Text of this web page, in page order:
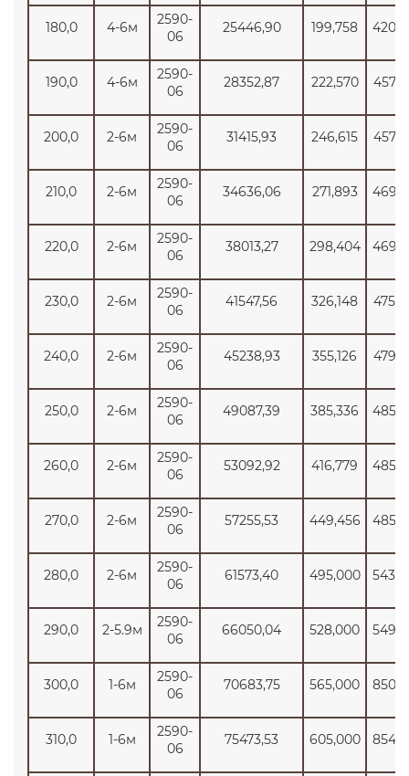
180,0 4-6м
2590-
06
25446,90 199,758
190,0 4-6м
2590-
06
28352,87 222,570
200,0 2-6м
2590-
06
31415,93 246,615
210,0 2-6м
2590-
06
34636,06 271,893
220,0 2-6м
2590-
06
38013,27 298,404
230,0 2-6м
2590-
06
41547,56 326,148
240,0 2-6м
2590-
06
45238,93 355,126
250,0 2-6м
2590-
06
49087,39 385,336
260,0 2-6м
2590-
06
53092,92 416,779
270,0 2-6м
2590-
06
57255,53 449,456
280,0 2-6м
2590-
06
61573,40 495,000
290,0 2-5.9м
2590-
06
66050,04 528,000
300,0 1-6м
2590-
06
70683,75 565,000
310,0 1-6м
2590-
06
75473,53 605,000